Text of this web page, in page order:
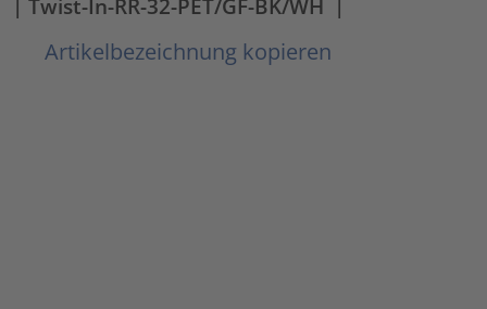
| Twist-In-RR-32-PET/GF-BK/WH |
Artikelbezeichnung kopieren